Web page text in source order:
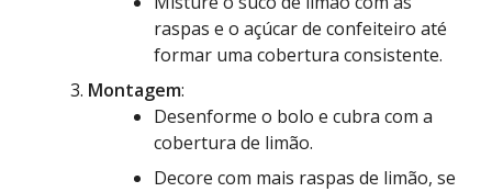
raspas e o açúcar de confeiteiro até
formar uma cobertura consistente.
Montagem:
Desenforme o bolo e cubra com a
cobertura de limão.
Decore com mais raspas de limão, se